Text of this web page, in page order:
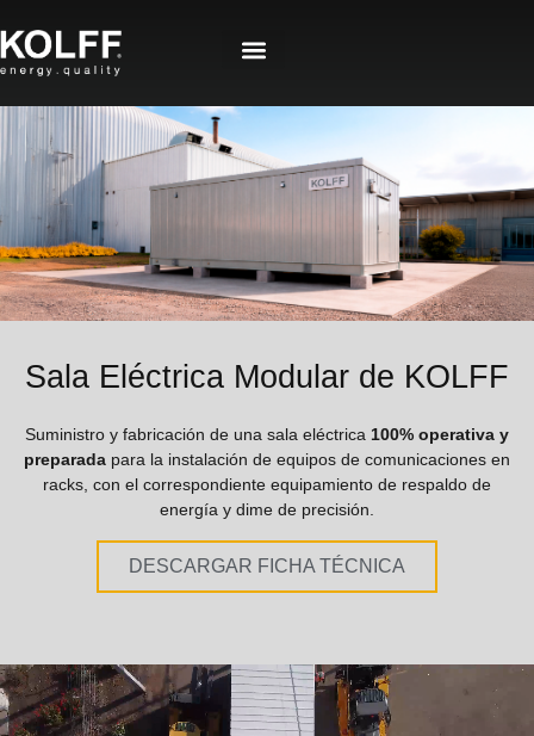
Sala Eléctrica Modular de KOLFF
Suministro y fabricación de una sala eléctrica 100% operativa y
preparada para la instalación de equipos de comunicaciones en
racks, con el correspondiente equipamiento de respaldo de
energía y dime de precisión.
DESCARGAR FICHA TÉCNICA